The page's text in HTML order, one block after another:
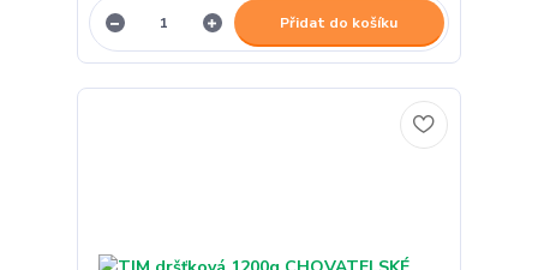
Přidat do košíku